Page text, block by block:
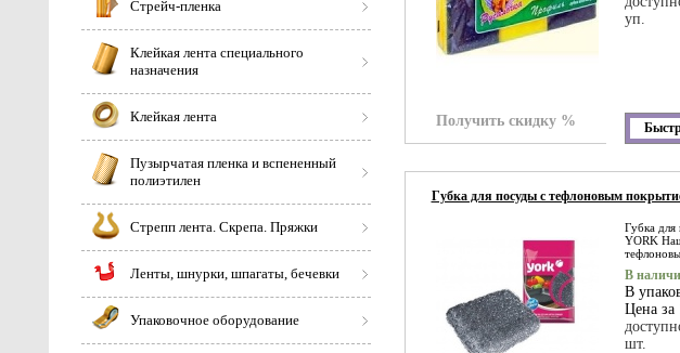
Стрейч-пленка
Клейкая лента специального
назначения
Клейкая лента
Пузырчатая пленка и вспененный
полиэтилен
Стрепп лента. Скрепа. Пряжки
Ленты, шнурки, шпагаты, бечевки
Упаковочное оборудование
уп.
Получить скидку %
Губка для посуды с тефлоновым
Губка
YORK
В
В
Цена за
шт.